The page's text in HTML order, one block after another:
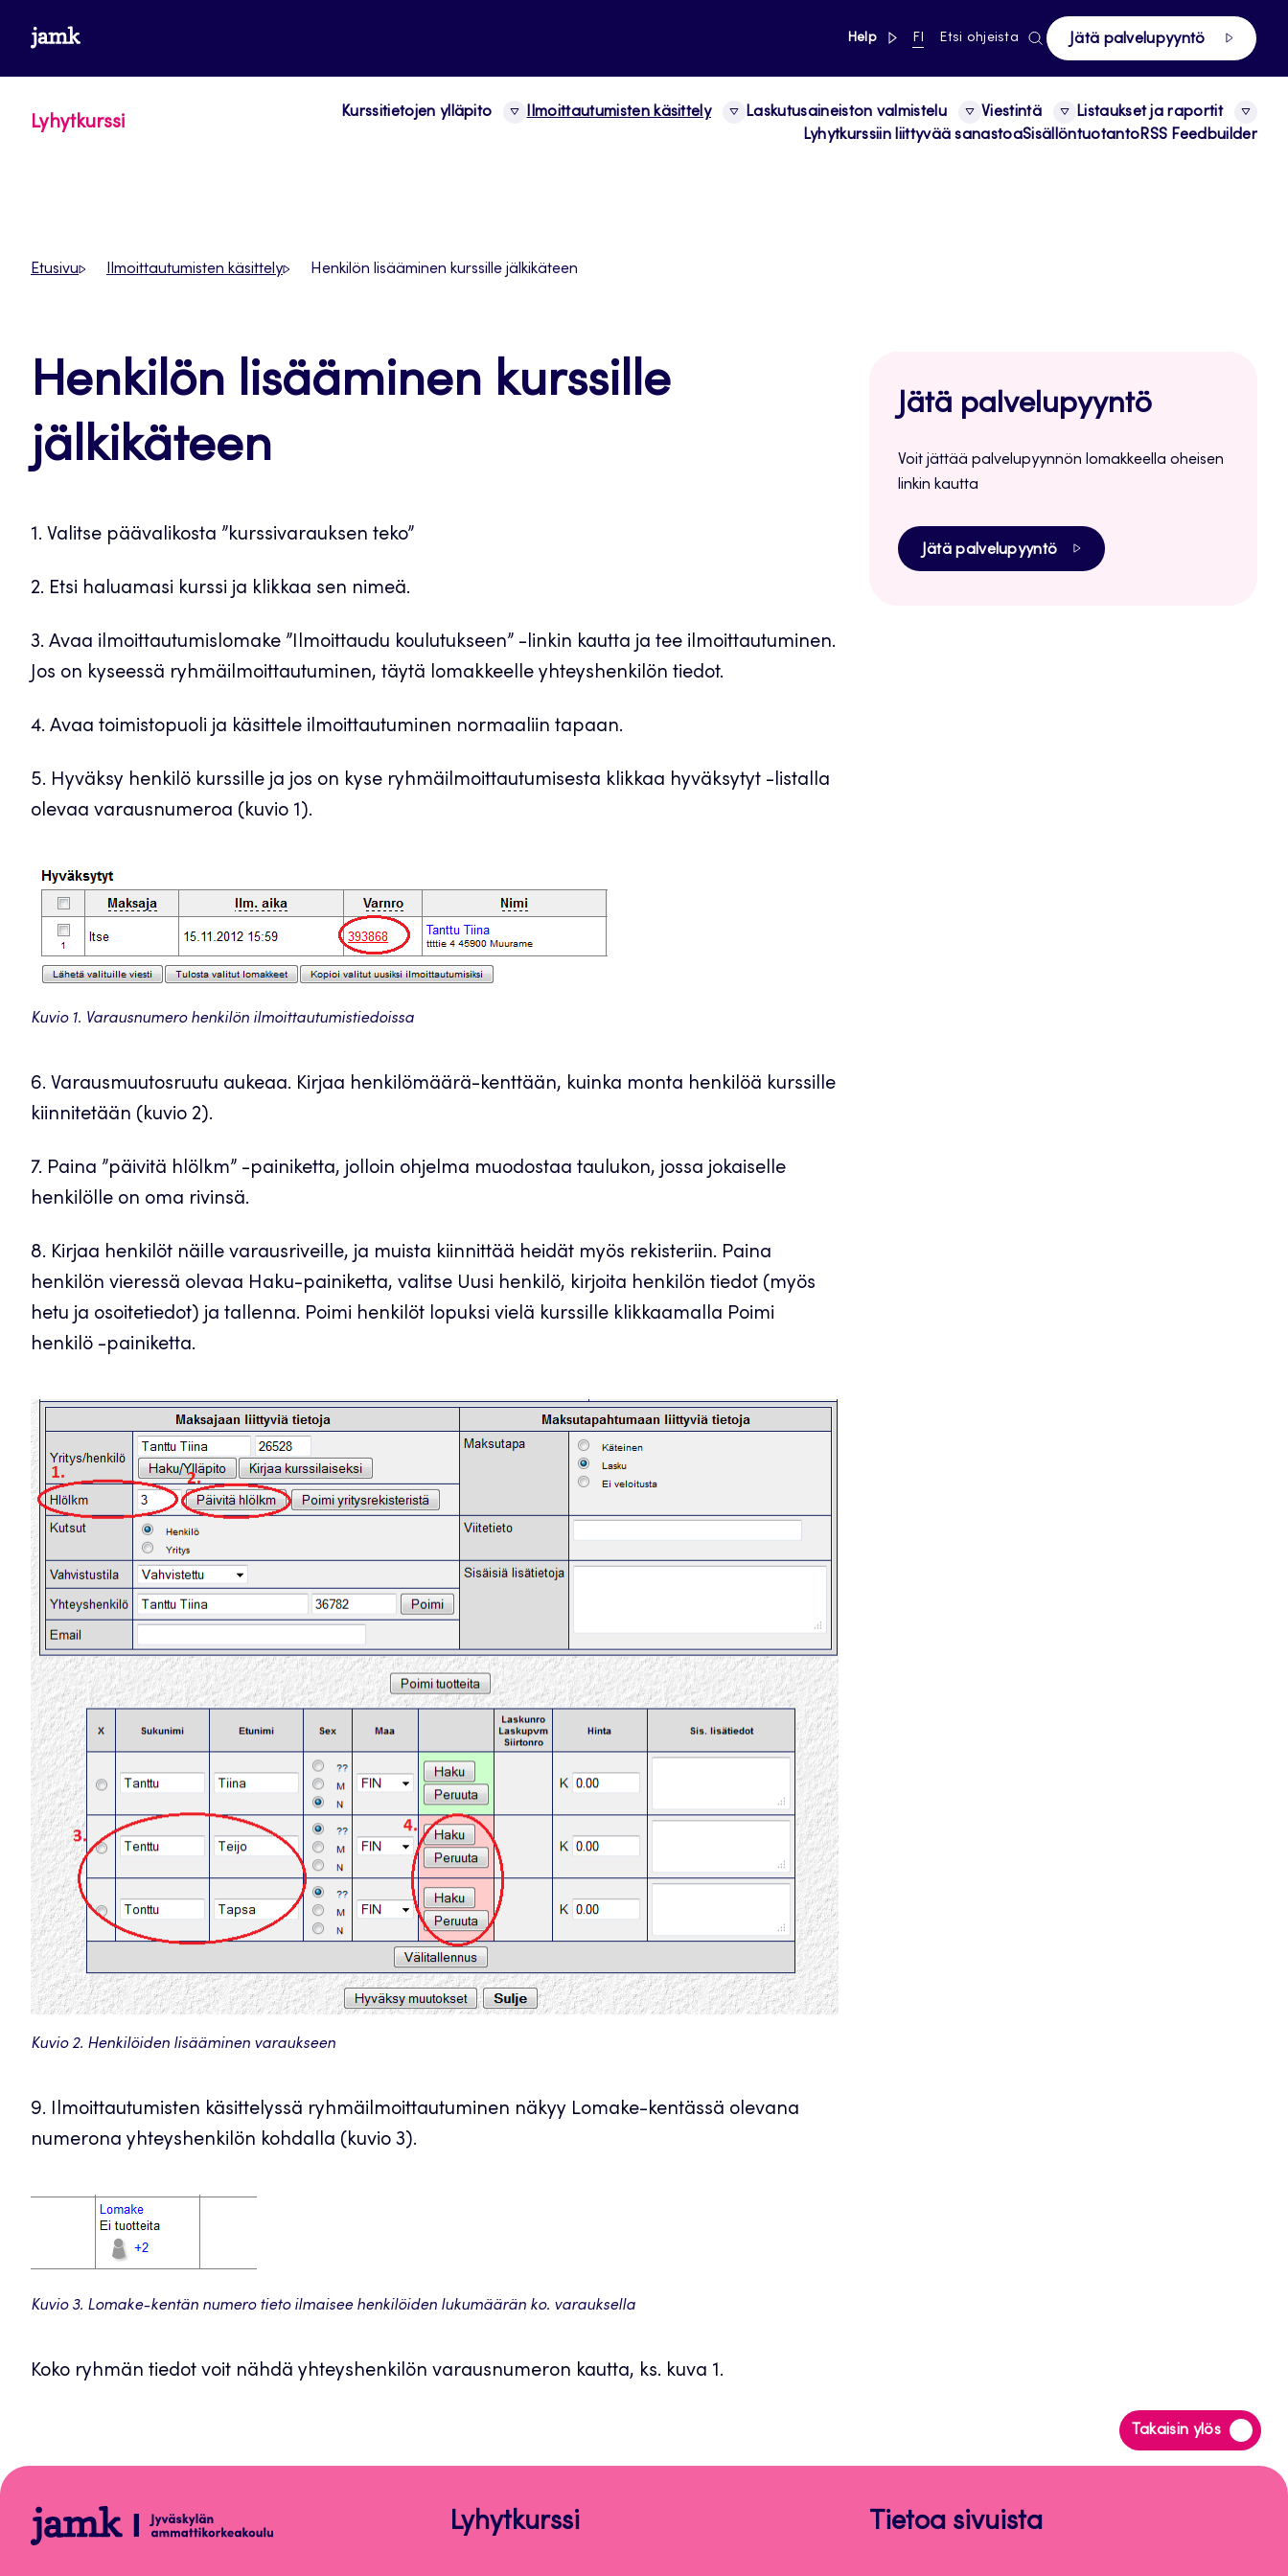
suoraan
sisältöön
www.jamk.fi Help linkki pääsivustolle
NYKYINEN
FI Etsi ohjeista Jätä palvelupyyntö
Lyhytkurssi
Kurssitietojen ylläpito Ilmoittautumisten käsittely Laskutusaineiston valmistelu Viestintä
Listaukset ja raportit
Lyhytkurssiin liittyvää sanastoaSisällöntuotantoRSS Feedbuilder
Etusivu Ilmoittautumisten käsittely Henkilön lisääminen kurssille jälkikäteen
Henkilön lisääminen kurssille
jälkikäteen
1. Valitse päävalikosta ”kurssivarauksen teko”
2. Etsi haluamasi kurssi ja klikkaa sen nimeä.
3. Avaa ilmoittautumislomake ”Ilmoittaudu koulutukseen” -linkin kautta ja tee ilmoittautuminen.
Jos on kyseessä ryhmäilmoittautuminen, täytä lomakkeelle yhteyshenkilön tiedot.
4. Avaa toimistopuoli ja käsittele ilmoittautuminen normaaliin tapaan.
5. Hyväksy henkilö kurssille ja jos on kyse ryhmäilmoittautumisesta klikkaa hyväksytyt -listalla
olevaa varausnumeroa (kuvio 1).
Kuvio 1. Varausnumero henkilön ilmoittautumistiedoissa
6. Varausmuutosruutu aukeaa. Kirjaa henkilömäärä-kenttään, kuinka monta henkilöä kurssille
kiinnitetään (kuvio 2).
7. Paina ”päivitä hlölkm” -painiketta, jolloin ohjelma muodostaa taulukon, jossa jokaiselle
henkilölle on oma rivinsä.
8. Kirjaa henkilöt näille varausriveille, ja muista kiinnittää heidät myös rekisteriin. Paina
henkilön vieressä olevaa Haku-painiketta, valitse Uusi henkilö, kirjoita henkilön tiedot (myös
hetu ja osoitetiedot) ja tallenna. Poimi henkilöt lopuksi vielä kurssille klikkaamalla Poimi
henkilö -painiketta.
Kuvio 2. Henkilöiden lisääminen varaukseen
9. Ilmoittautumisten käsittelyssä ryhmäilmoittautuminen näkyy Lomake-kentässä olevana
numerona yhteyshenkilön kohdalla (kuvio 3).
Kuvio 3. Lomake-kentän numero tieto ilmaisee henkilöiden lukumäärän ko. varauksella
Koko ryhmän tiedot voit nähdä yhteyshenkilön varausnumeron kautta, ks. kuva 1.
Jätä palvelupyyntö
Voit jättää palvelupyynnön lomakkeella oheisen
linkin kautta
Jätä palvelupyyntö
Takaisin ylös
Siirry
takaisin
Lyhytkurssi Lyhytkurssi Tietoa sivuista